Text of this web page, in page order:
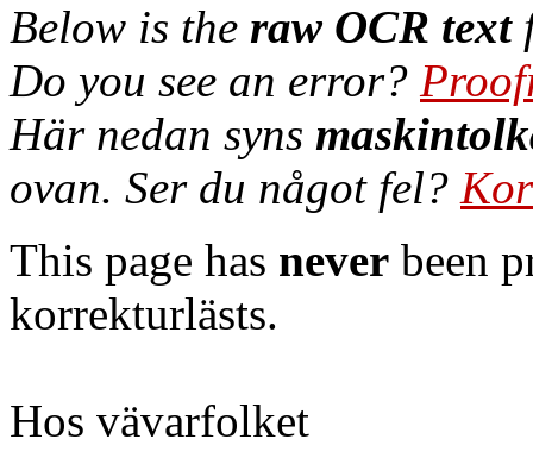
Below is the raw OCR text
Do you see an error?
Här nedan syns
ovan. Ser du något fel?
This page has never been
korrekturlästs.
Hos vävarfolket